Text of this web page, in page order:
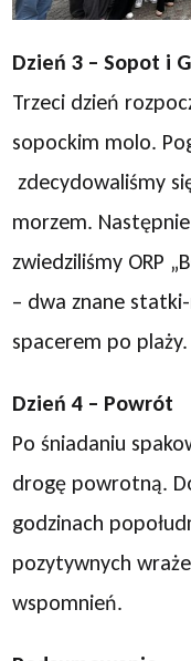
Dzień 3 – Sopot i
Trzeci dzień
sopockim molo.
zdecydowaliśmy
morzem.
zwiedziliśmy ORP
– dwa znane
spacerem po plaży.
Dzień 4 – Powrót
Po śniadaniu
drogę powrotną.
godzinach
pozytywnych
wspomnień.